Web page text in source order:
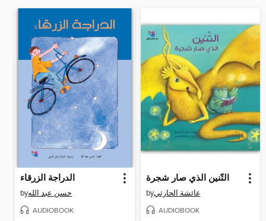
الدراجة الزرقاء
byحسن عبد الله
AUDIOBOOK
التّنين الذي صار شجرة
byعائشة الحارثي
AUDIOBOOK